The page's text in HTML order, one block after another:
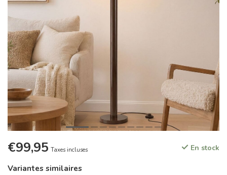
€99,95 Taxes incluses En stock
Variantes similaires